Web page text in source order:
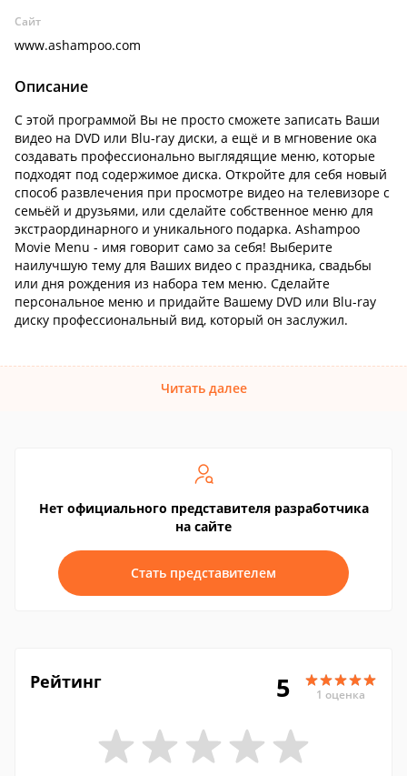
Сайт
www.ashampoo.com
Описание
С этой программой Вы не просто сможете записать Ваши
видео на DVD или Blu-ray диски, а ещё и в мгновение ока
создавать профессионально выглядящие меню, которые
подходят под содержимое диска. Откройте для себя новый
способ развлечения при просмотре видео на телевизоре с
семьёй и друзьями, или сделайте собственное меню для
экстраординарного и уникального подарка. Ashampoo
Movie Menu - имя говорит само за себя! Выберите
наилучшую тему для Ваших видео с праздника, свадьбы
или дня рождения из набора тем меню. Сделайте
персональное меню и придайте Вашему DVD или Blu-ray
диску профессиональный вид, который он заслужил.
Читать далее
Нет официального представителя разработчика
на сайте
Стать представителем
Рейтинг 5 1 оценка